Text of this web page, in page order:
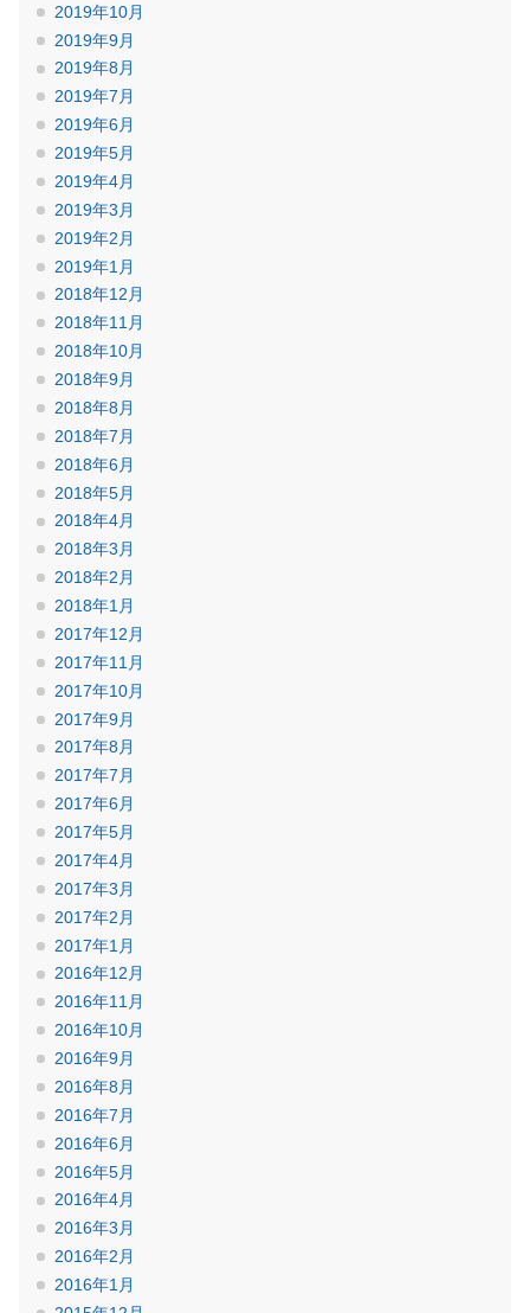
2019年10月
2019年9月
2019年8月
2019年7月
2019年6月
2019年5月
2019年4月
2019年3月
2019年2月
2019年1月
2018年12月
2018年11月
2018年10月
2018年9月
2018年8月
2018年7月
2018年6月
2018年5月
2018年4月
2018年3月
2018年2月
2018年1月
2017年12月
2017年11月
2017年10月
2017年9月
2017年8月
2017年7月
2017年6月
2017年5月
2017年4月
2017年3月
2017年2月
2017年1月
2016年12月
2016年11月
2016年10月
2016年9月
2016年8月
2016年7月
2016年6月
2016年5月
2016年4月
2016年3月
2016年2月
2016年1月